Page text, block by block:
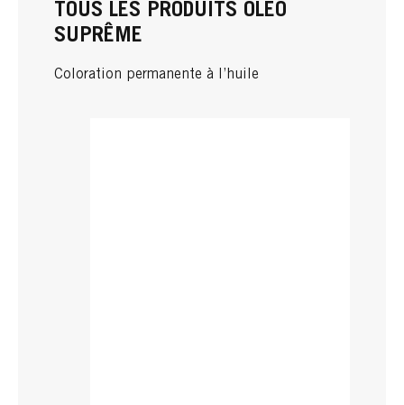
TOUS LES PRODUITS OLEO
SUPRÊME
Coloration permanente à l’huile